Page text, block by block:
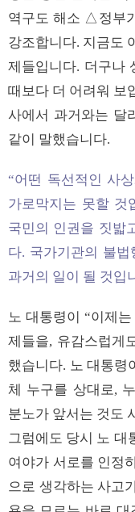
역구도 해소 △정부
강조합니다. 지금도
제들입니다. 더구나
때보다 더 어려워 보
사에서 과거와는 달
같이 말했습니다.
“어떤 독선적인 사
가로막지는 못할 것
국민의 인권을 짓밟
다. 국가기관의 불
과거의 일이 될 것입
노 대통령이 “이제
제들을, 유감스럽게
했습니다. 노 대통령
체 누구를 상대로,
분노가 앞서는 것도
그럼에도 당시 노 대
여야가 서로를 인정
으로 생각하는 사고